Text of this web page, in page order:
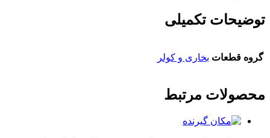
توضیحات تکمیلی
گروه قطعات بخاری و کولر
محصولات مرتبط